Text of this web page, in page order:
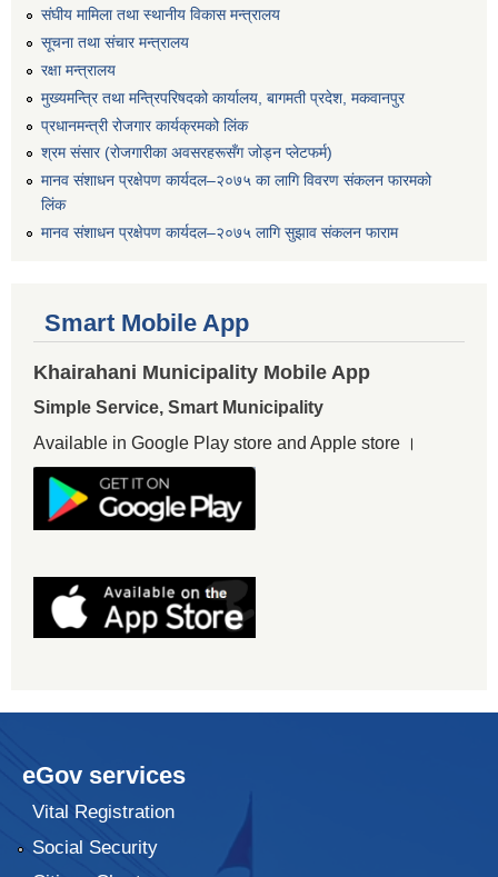
संघीय मामिला तथा स्थानीय विकास मन्त्रालय
सूचना तथा संचार मन्त्रालय
रक्षा मन्त्रालय
मुख्यमन्त्रि तथा मन्त्रिपरिषदको कार्यालय, बागमती प्रदेश, मकवानपुर
प्रधानमन्त्री रोजगार कार्यक्रमको लिंक
श्रम संसार (रोजगारीका अवसरहरूसँग जोड्न प्लेटफर्म)
मानव संशाधन प्रक्षेपण कार्यदल–२०७५ का लागि विवरण संकलन फारमको
लिंक
मानव संशाधन प्रक्षेपण कार्यदल–२०७५ लागि सुझाव संकलन फाराम
Smart Mobile App
Khairahani Municipality Mobile App
Simple Service, Smart Municipality
Available in Google Play store and Apple store ।
eGov services
Vital Registration
Social Security